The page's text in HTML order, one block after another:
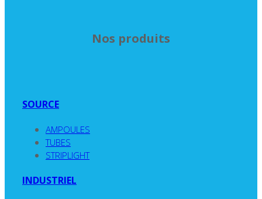
Nos produits
SOURCE
AMPOULES
TUBES
STRIPLIGHT
INDUSTRIEL